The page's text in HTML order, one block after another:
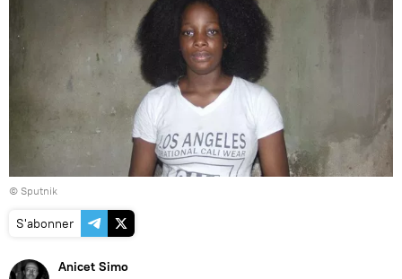
© Sputnik
S'abonner
Anicet Simo